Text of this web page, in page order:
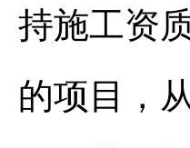
持施工资
的项目，